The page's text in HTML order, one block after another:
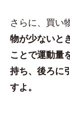
さらに、買い
物が少ないと
ことで運動量
持ち、後ろに
すよ。